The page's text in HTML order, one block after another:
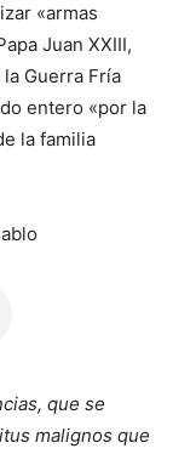
«armas
Juan XXIII,
Guerra Fría
entero «por la
la familia
que se
malignos que